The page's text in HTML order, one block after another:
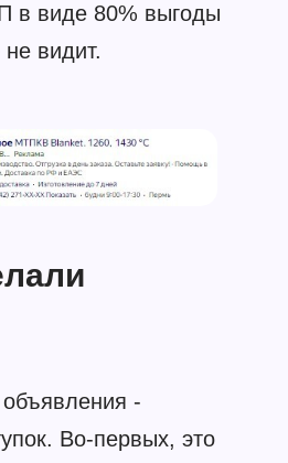
в виде 80% выгоды
видит.
-
Во-первых, это